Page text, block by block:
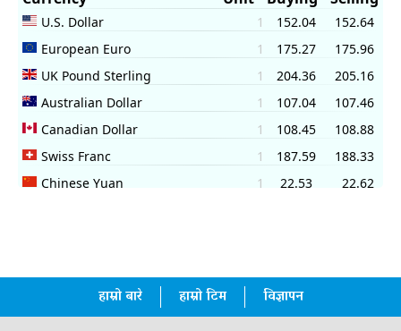
हाम्रो बारे हाम्रो टिम विज्ञापन